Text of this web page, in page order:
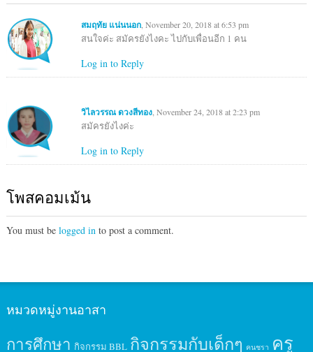
สมฤทัย แน่นนอก , November 20, 2018 at 6:53 pm
สนใจค่ะ สมัครยังไงคะ ไปกับเพื่อนอีก 1 คน
Log in to Reply
วิไลวรรณ ดวงสีทอง , November 24, 2018 at 2:23 pm
สมัครยังไงค่ะ
Log in to Reply
โพสคอมเม้น
You must be logged into post a comment.
หมวดหมู่งานอาสา
การศึกษา กิจกรรม BBL กิจกรรมกับเด็กๆ คนชรา ครู